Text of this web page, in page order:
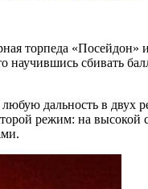
торпеда «Посейдон»
сбивать
дальность в
режим: на высокой